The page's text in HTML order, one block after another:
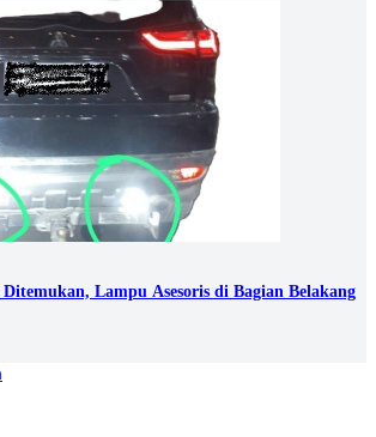
Lampu Asesoris di Bagian Belakang